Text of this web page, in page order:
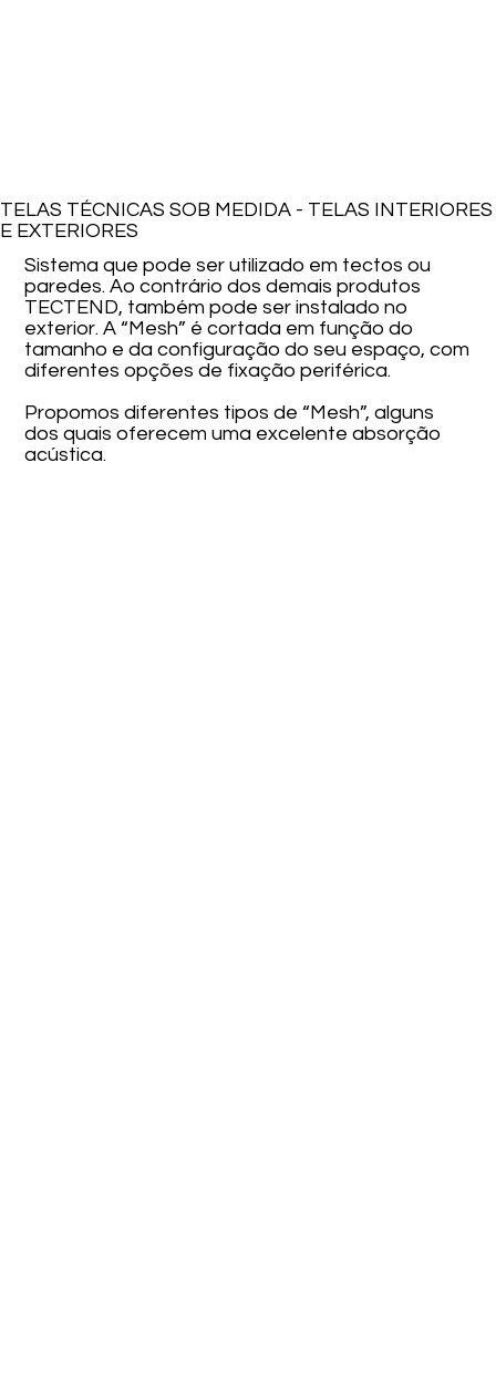
Sistema que pode ser utilizado em tectos ou
paredes. Ao contrário dos demais produtos
TECTEND, também pode ser instalado no
exterior. A “Mesh” é cortada em função do
tamanho e da configuração do seu espaço, com
diferentes opções de fixação periférica.
Propomos diferentes tipos de “Mesh”, alguns
dos quais oferecem uma excelente absorção
acústica.
TELAS TÉCNICAS SOB MEDIDA - TELAS INTERIORES
E EXTERIORES